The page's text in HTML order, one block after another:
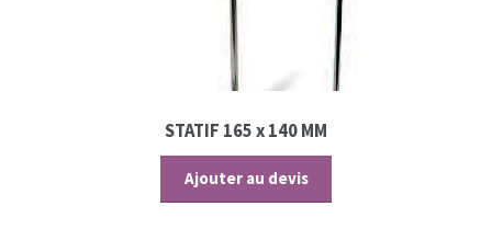
STATIF 165 x 140 MM
Ajouter au devis